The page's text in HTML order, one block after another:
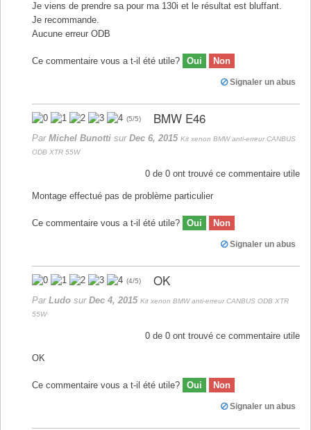
Je viens de prendre sa pour ma 130i et le résultat est bluffant.
Je recommande.
Aucune erreur ODB
Ce commentaire vous a t-il été utile? Oui Non
Signaler un abus
(5/5) BMW E46
Par Michel Bunotti sur Dec 6, 2015 Kit xenon BMW anti-erreur CANBUS
ODB XTR 55W
0 de 0 ont trouvé ce commentaire utile
Montage effectué pas de problème particulier
Ce commentaire vous a t-il été utile? Oui Non
Signaler un abus
(4/5) OK
Par Ludo sur Dec 4, 2015 Kit xenon BMW anti-erreur CANBUS ODB XTR
55W
0 de 0 ont trouvé ce commentaire utile
OK
Ce commentaire vous a t-il été utile? Oui Non
Signaler un abus